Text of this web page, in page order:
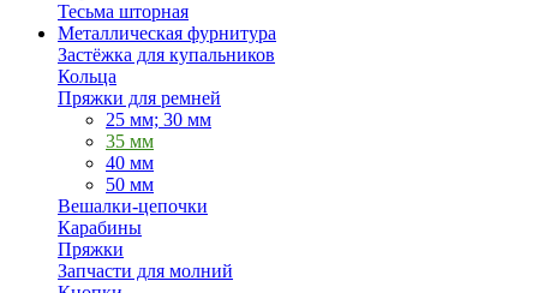
Тесьма шторная
Металлическая фурнитура
Застёжка для купальников
Кольца
Пряжки для ремней
25 мм; 30 мм
35 мм
40 мм
50 мм
Вешалки-цепочки
Карабины
Пряжки
Запчасти для молний